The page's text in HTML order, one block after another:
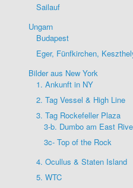
Sailauf
Ungarn
Budapest
Eger, Fünfkirchen,
Bilder aus New York
1. Ankunft in NY
2. Tag Vessel & High Line
3. Tag Rockefeller Plaza
3-b. Dumbo am East
3c- Top of the Rock
4. Ocullus & Staten Island
5. WTC